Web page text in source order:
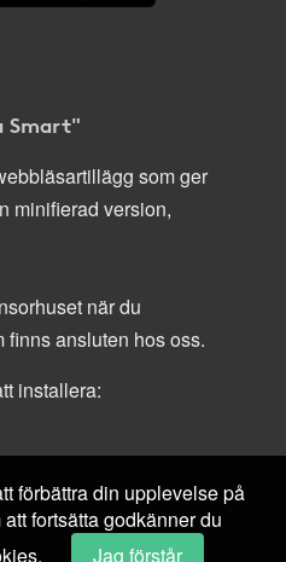
Smart"
som ger
minifierad version,
när du
finns ansluten hos oss.
installera:
förbättra din upplevelse på
fortsätta godkänner du
Jag förstår